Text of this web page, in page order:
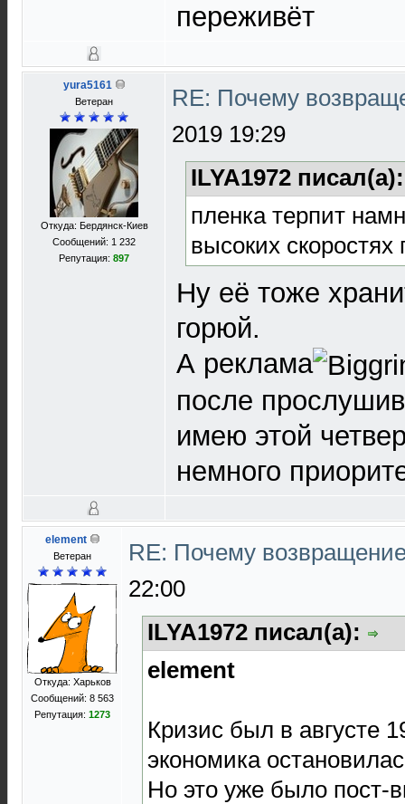
переживёт
yura5161
Ветеран
Откуда: Бердянск-Киев
Сообщений: 1 232
Репутация: 897
RE: Почему
2019 19:29
ILYA1972
пленка терпит
высоких скоростях
Ну её тоже
горюй.
А реклама
после
имею этой
немного
element
Ветеран
Откуда: Харьков
Сообщений: 8 563
Репутация: 1273
RE: Почему
22:00
ILYA1972 писал(а):
element
Кризис был в августе
экономика
Но это уже было пост-